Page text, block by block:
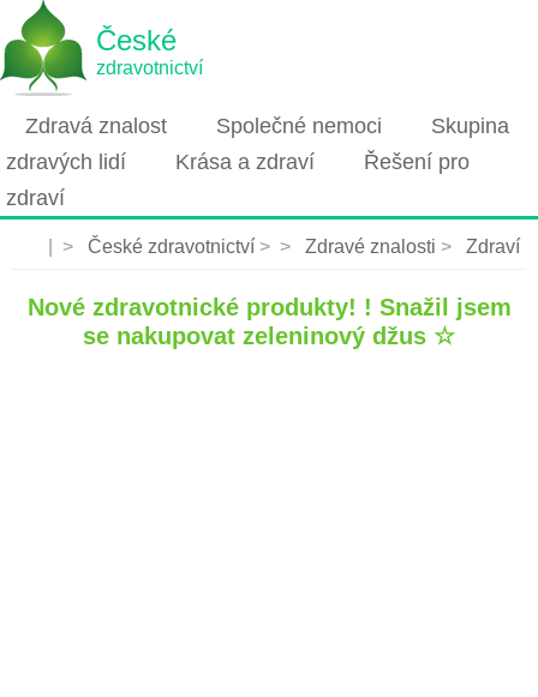
České
zdravotnictví
Zdravá znalost Společné nemoci
Skupina
zdravých lidí
Krása a zdraví
Řešení pro
zdraví
| > České zdravotnictví > > Zdravé znalosti > Zdraví
Nové zdravotnické produkty! ! Snažil jsem
se nakupovat zeleninový džus ☆